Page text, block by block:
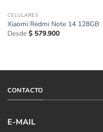
CELULARES
Xiaomi Redmi Note 14 128GB
Desde $579.900
CONTACTO
E-MAIL